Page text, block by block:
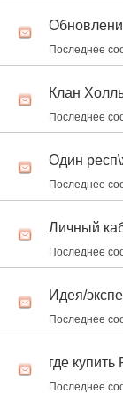
Последнее
Клан
Последнее
Один
Последнее
Личный
Последнее
Идея/
Последнее
где
Последнее